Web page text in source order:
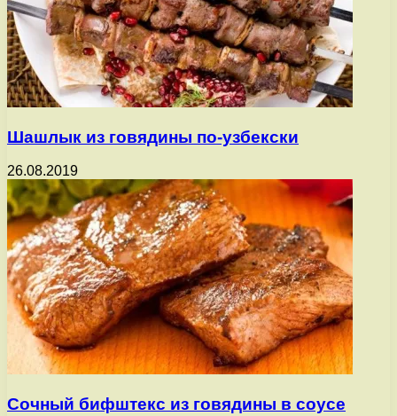
Шашлык из говядины по-узбекски
26.08.2019
Сочный бифштекс из говядины в соусе